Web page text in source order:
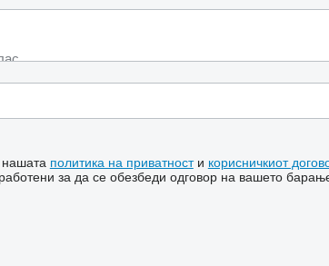
нашата политика на приватности корисничкиот
за да се обезбеди одговор на вашето